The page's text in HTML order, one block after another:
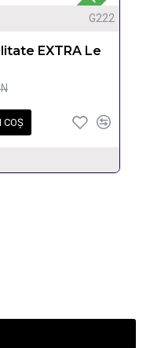
G222
EXTRA Le
COŞ